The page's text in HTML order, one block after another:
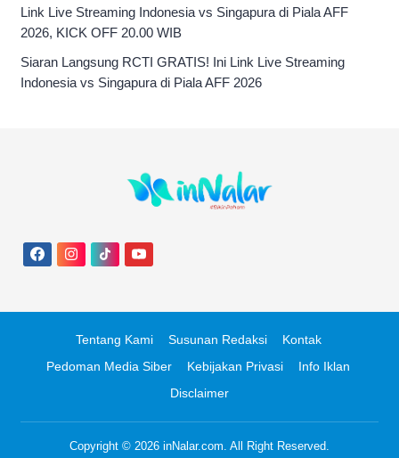
Link Live Streaming Indonesia vs Singapura di Piala AFF
2026, KICK OFF 20.00 WIB
Siaran Langsung RCTI GRATIS! Ini Link Live Streaming
Indonesia vs Singapura di Piala AFF 2026
Tentang Kami Susunan Redaksi
Kontak
Pedoman Media Siber
Kebijakan Privasi
Info Iklan
Disclaimer
Copyright © 2026 inNalar.com. All Right Reserved.